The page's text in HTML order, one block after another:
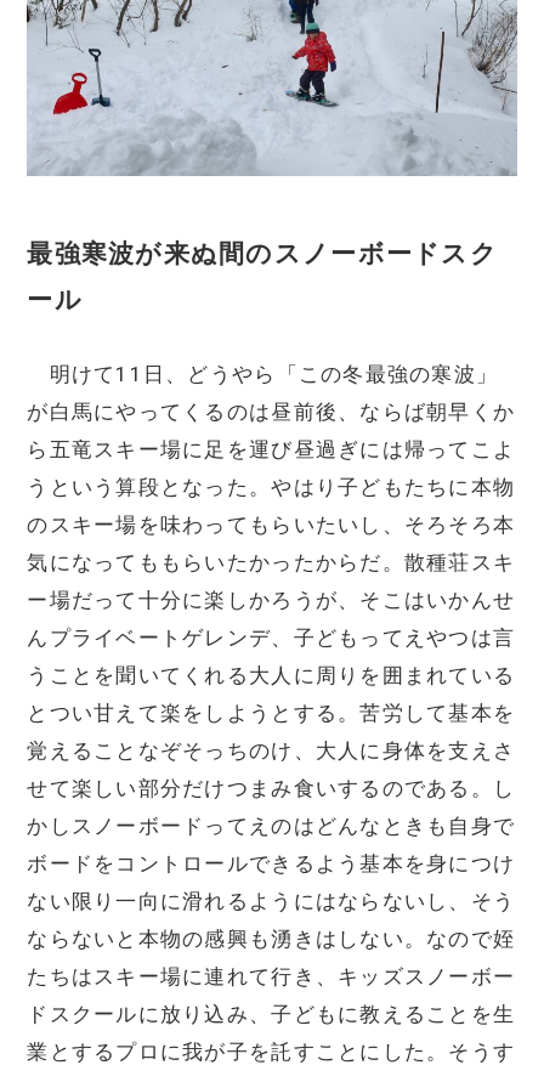
最強寒波が来ぬ間のスノーボードスク
ール
明けて11日、どうやら「この冬最強の寒波」
が白馬にやってくるのは昼前後、ならば朝早くか
ら五竜スキー場に足を運び昼過ぎには帰ってこよ
うという算段となった。やはり子どもたちに本物
のスキー場を味わってもらいたいし、そろそろ本
気になってももらいたかったからだ。散種荘スキ
ー場だって十分に楽しかろうが、そこはいかんせ
んプライベートゲレンデ、子どもってえやつは言
うことを聞いてくれる大人に周りを囲まれている
とつい甘えて楽をしようとする。苦労して基本を
覚えることなぞそっちのけ、大人に身体を支えさ
せて楽しい部分だけつまみ食いするのである。し
かしスノーボードってえのはどんなときも自身で
ボードをコントロールできるよう基本を身につけ
ない限り一向に滑れるようにはならないし、そう
ならないと本物の感興も湧きはしない。なので姪
たちはスキー場に連れて行き、キッズスノーボー
ドスクールに放り込み、子どもに教えることを生
業とするプロに我が子を託すことにした。そうす